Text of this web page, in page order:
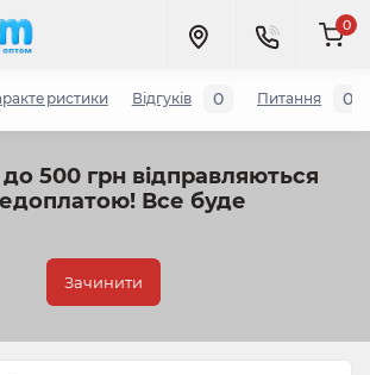
500 грн відправляються
Все буде
Зачинити
0
Відгуків 0 Питання 0